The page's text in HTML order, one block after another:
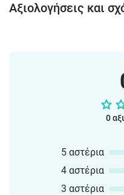
Αξιολογήσεις και
0
5 αστέρια
4 αστέρια
3 αστέρια